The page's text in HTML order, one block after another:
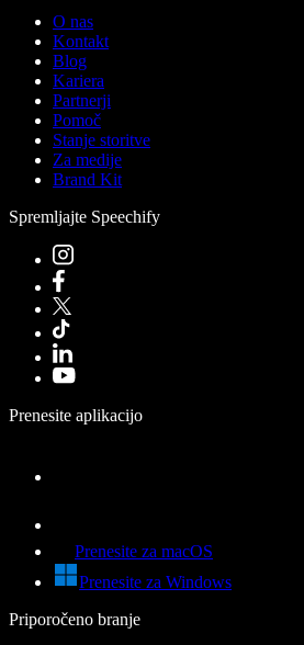
O nas
Kontakt
Blog
Kariera
Partnerji
Pomoč
Stanje storitve
Za medije
Brand Kit
Spremljajte Speechify
Prenesite aplikacijo
Prenesite za macOS
Prenesite za Windows
Priporočeno branje